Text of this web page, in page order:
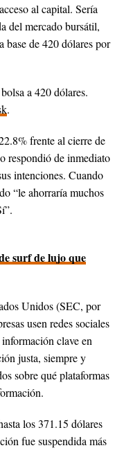
al capital. Sería
del mercado bursátil,
base de 420 dólares por
a 420 dólares.
.
frente al cierre de
respondió de inmediato
intenciones. Cuando
“le ahorraría muchos
surf de lujo que
Unidos (SEC, por
usen redes sociales
clave en
justa, siempre y
sobre qué plataformas
los 371.15 dólares
fue suspendida más